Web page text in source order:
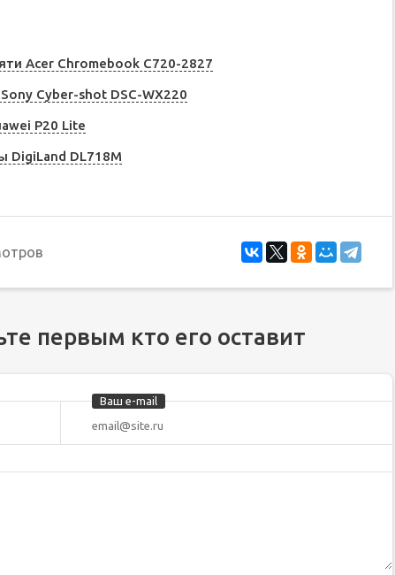
Acer Chromebook C720-2827
Cyber-shot DSC-WX220
P20 Lite
DigiLand DL718M
первым кто его оставит
Ваш e-mail